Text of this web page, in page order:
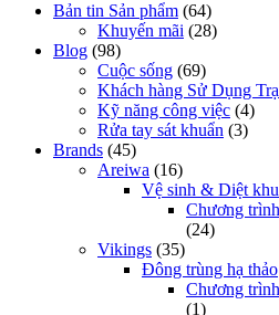
Bản tin Sản phẩm (64)
Khuyến mãi (28)
Blog (98)
Cuộc sống (69)
Khách hàng Sử Dụng
Kỹ năng công việc (4)
Rửa tay sát khuẩn (3)
Brands (45)
Areiwa (16)
Vệ sinh & Diệt
Chương
(24)
Vikings (35)
Đông trùng hạ thảo
Chương
(1)